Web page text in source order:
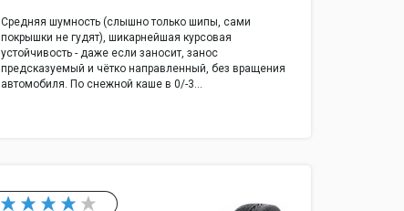
Средняя шумность (слышно только шипы, сами
покрышки не гудят), шикарнейшая курсовая
устойчивость - даже если заносит, занос
предсказуемый и чётко направленный, без вращения
автомобиля. По снежной каше в 0/-3…